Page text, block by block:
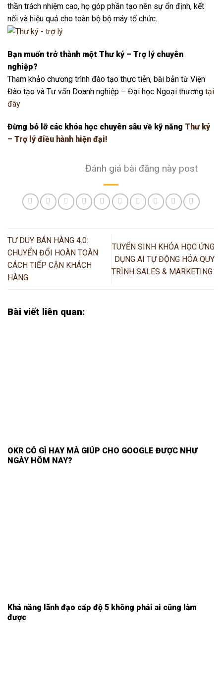
thần trách nhiệm cao, họ góp phần tạo nên sự ổn định, kết
nối và hiệu quả cho toàn bộ bộ máy tổ chức.
Bạn muốn trở thành một Thư ký – Trợ lý chuyên
nghiệp?
Tham khảo chương trình đào tạo thực tiễn, bài bản từ Viện
Đào tạo và Tư vấn Doanh nghiệp – Đại học Ngoại thương tại
đây
Đừng bỏ lỡ các khóa học chuyên sâu về kỹ năng Thư ký
– Trợ lý điều hành hiện đại!
Đánh giá bài đăng này post
TƯ DUY BÁN HÀNG 4.0:
CHUYỂN ĐỔI HOÀN TOÀN
CÁCH TIẾP CẬN KHÁCH
HÀNG
TUYỂN SINH KHÓA HỌC ỨNG
DỤNG AI TỰ ĐỘNG HÓA QUY
TRÌNH SALES & MARKETING
Bài viết liên quan:
OKR CÓ GÌ HAY MÀ GIÚP CHO GOOGLE ĐƯỢC NHƯ
NGÀY HÔM NAY?
Khả năng lãnh đạo cấp độ 5 không phải ai cũng làm
được